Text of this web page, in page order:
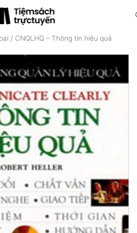
/ CNQLHQ – Thông tin hiệu quả